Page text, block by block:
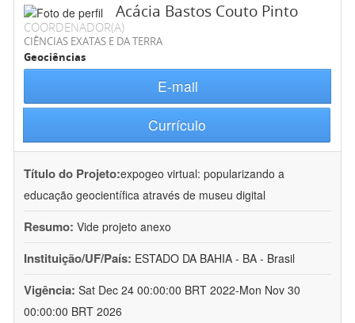
Acácia Bastos Couto Pinto
COORDENADOR(A)
CIÊNCIAS EXATAS E DA TERRA
Geociências
E-mail
Currículo
Título do Projeto:expogeo virtual: popularizando a
educação geocientífica através de museu digital
Resumo: Vide projeto anexo
Instituição/UF/País: ESTADO DA BAHIA - BA - Brasil
Vigência: Sat Dec 24 00:00:00 BRT 2022-Mon Nov 30
00:00:00 BRT 2026